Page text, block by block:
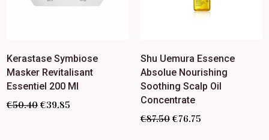
Kerastase Symbiose
Masker Revitalisant
Essentiel 200 Ml
€50.40 €39.85
Shu Uemura Essence
Absolue Nourishing
Soothing Scalp Oil
Concentrate
€87.50 €76.75